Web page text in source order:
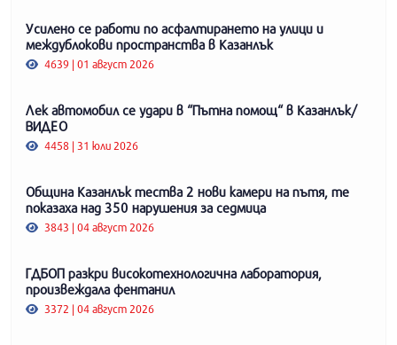
Усилено се работи по асфалтирането на улици и
междублокови пространства в Казанлък
4639 | 01 август 2026
Лек автомобил се удари в “Пътна помощ“ в Казанлък/
ВИДЕО
4458 | 31 юли 2026
Община Казанлък тества 2 нови камери на пътя, те
показаха над 350 нарушения за седмица
3843 | 04 август 2026
ГДБОП разкри високотехнологична лаборатория,
произвеждала фентанил
3372 | 04 август 2026